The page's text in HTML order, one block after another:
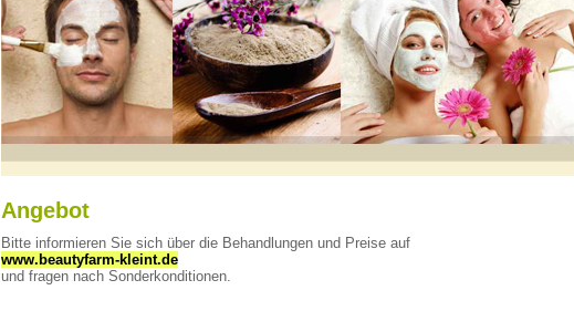
Angebot
Bitte informieren Sie sich über die Behandlungen und Preise auf
www.beautyfarm-kleint.de
und fragen nach Sonderkonditionen.